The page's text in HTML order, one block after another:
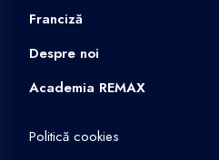
Franciză
Despre noi
Academia REMAX
Politică cookies